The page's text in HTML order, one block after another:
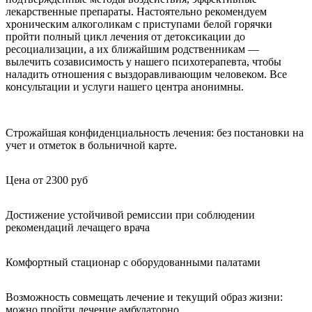
лекарственные препараты. Настоятельно рекомендуем
хроническим алкоголикам с приступами белой горячки
пройти полный цикл лечения от детоксикации до
ресоциализации, а их ближайшим родственникам —
вылечить созависимость у нашего психотерапевта, чтобы
наладить отношения с выздоравливающим человеком. Все
консультации и услуги нашего центра анонимны.
Строжайшая конфиденциальность лечения: без постановки на
учет и отметок в больничной карте.
Цена от 2300 руб
Достижение устойчивой ремиссии при соблюдении
рекомендаций лечащего врача
Комфортный стационар с оборудованными палатами
Возможность совмещать лечение и текущий образ жизни:
можно пройти лечение амбулаторно